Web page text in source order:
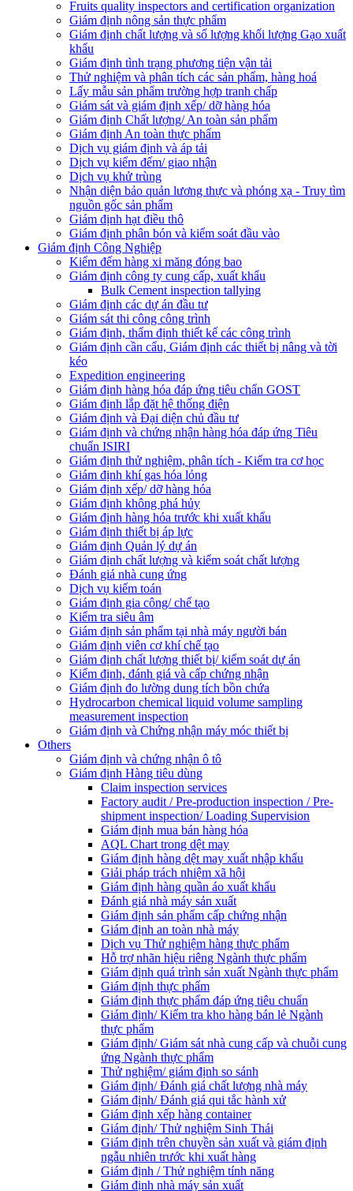
Fruits quality inspectors and certification organization
Giám định nông sản thực phẩm
Giám định chất lượng và số lượng khối lượng Gạo xuất
khẩu
Giám định tình trạng phương tiện vận tải
Thử nghiệm và phân tích các sản phẩm, hàng hoá
Lấy mẫu sản phẩm trường hợp tranh chấp
Giám sát và giám định xếp/ dỡ hàng hóa
Giám định Chất lượng/ An toàn sản phẩm
Giám định An toàn thực phẩm
Dịch vụ giám định và áp tải
Dịch vụ kiểm đếm/ giao nhận
Dịch vụ khử trùng
Nhận diện bảo quản lương thực và phóng xạ - Truy tìm
nguồn gốc sản phẩm
Giám định hạt điều thô
Giám định phân bón và kiểm soát đầu vào
Giám định Công Nghiệp
Kiểm đếm hàng xi măng đóng bao
Giám định công ty cung cấp, xuất khẩu
Bulk Cement inspection tallying
Giám định các dự án đầu tư
Giám sát thi công công trình
Giám định, thẩm định thiết kế các công trình
Giám định cần cẩu, Giám định các thiết bị nâng và tời
kéo
Expedition engineering
Giám định hàng hóa đáp ứng tiêu chẩn GOST
Giám định lắp đặt hệ thống điện
Giám định và Đại diện chủ đầu tư
Giám định và chứng nhận hàng hóa đáp ứng Tiêu
chuẩn ISIRI
Giám định thử nghiệm, phân tích - Kiểm tra cơ học
Giám định khí gas hóa lỏng
Giám định xếp/ dỡ hàng hóa
Giám định không phá hủy
Giám định hàng hóa trước khi xuất khẩu
Giám định thiết bị áp lực
Giám định Quản lý dự án
Giám định chất lượng và kiểm soát chất lượng
Đánh giá nhà cung ứng
Dịch vụ kiểm toán
Giám định gia công/ chế tạo
Kiểm tra siêu âm
Giám định sản phẩm tại nhà máy người bán
Giám định viên cơ khí chế tạo
Giám định chất lượng thiết bị/ kiểm soát dự án
Kiểm định, đánh giá và cấp chứng nhận
Giám định đo lường dung tích bồn chứa
Hydrocarbon chemical liquid volume sampling
measurement inspection
Giám định và Chứng nhận máy móc thiết bị
Others
Giám định và chứng nhận ô tô
Giám định Hàng tiêu dùng
Claim inspection services
Factory audit / Pre-production inspection / Pre-
shipment inspection/ Loading Supervision
Giám định mua bán hàng hóa
AQL Chart trong dệt may
Giám định hàng dệt may xuất nhập khẩu
Giải pháp trách nhiệm xã hội
Giám định hàng quần áo xuất khẩu
Đánh giá nhà máy sản xuất
Giám định sản phẩm cấp chứng nhận
Giám định an toàn nhà máy
Dịch vụ Thử nghiệm hàng thực phẩm
Hỗ trợ nhãn hiệu riêng Ngành thực phẩm
Giám định quá trình sản xuất Ngành thực phẩm
Giám định thực phẩm
Giám định thực phẩm đáp ứng tiêu chuẩn
Giám định/ Kiểm tra kho hàng bán lẻ Ngành
thực phẩm
Giám định/ Giám sát nhà cung cấp và chuỗi cung
ứng Ngành thực phẩm
Thử nghiệm/ giám định so sánh
Giám định/ Đánh giá chất lượng nhà máy
Giám định/ Đánh giá qui tắc hành xử
Giám định xếp hàng container
Giám định/ Thử nghiệm Sinh Thái
Giám định trên chuyền sản xuất và giám định
ngẫu nhiên trước khi xuất hàng
Giám định / Thử nghiệm tính năng
Giám định nhà máy sản xuất